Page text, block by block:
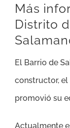
Más
Distrito
El Barrio de
constructor, el
promovió su
Actualmente